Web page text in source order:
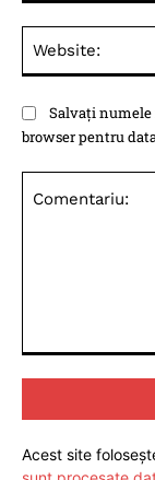
Salvați numele
browser pentru
Acest site